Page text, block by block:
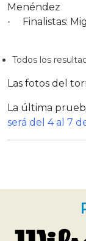
Menéndez
· Finalistas:
Todos los
Las fotos del
La última
será del 4 al 7